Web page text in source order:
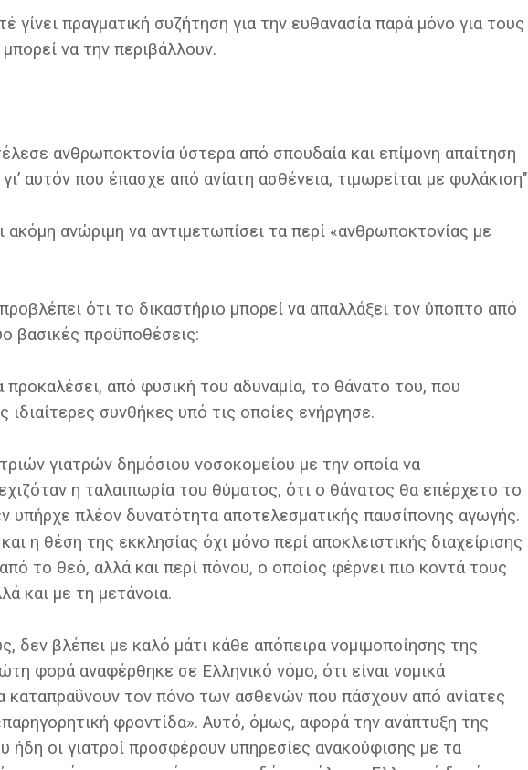
γίνει πραγματική συζήτηση για την ευθανασία παρά μόνο για τους
να την περιβάλλουν.
ανθρωποκτονία ύστερα από σπουδαία και επίμονη απαίτηση
αυτόν που έπασχε από ανίατη ασθένεια, τιμωρείται με φυλάκιση’’
ακόμη ανώριμη να αντιμετωπίσει τα περί «ανθρωποκτονίας με
ότι το δικαστήριο μπορεί να απαλλάξει τον ύποπτο από
βασικές προϋποθέσεις:
από φυσική του αδυναμία, το θάνατο του, που
ιδιαίτερες συνθήκες υπό τις οποίες ενήργησε.
γιατρών δημόσιου νοσοκομείου με την οποία να
η ταλαιπωρία του θύματος, ότι ο θάνατος θα επέρχετο το
υπήρχε πλέον δυνατότητα αποτελεσματικής παυσίπονης αγωγής.
η θέση της εκκλησίας όχι μόνο περί αποκλειστικής διαχείρισης
το θεό, αλλά και περί πόνου, ο οποίος φέρνει πιο κοντά τους
και με τη μετάνοια.
δεν βλέπει με καλό μάτι κάθε απόπειρα νομιμοποίησης της
φορά αναφέρθηκε σε Ελληνικό νόμο, ότι είναι νομικά
καταπραΰνουν τον πόνο των ασθενών που πάσχουν από ανίατες
φροντίδα». Αυτό, όμως, αφορά την ανάπτυξη της
ήδη οι γιατροί προσφέρουν υπηρεσίες ανακούφισης με τα